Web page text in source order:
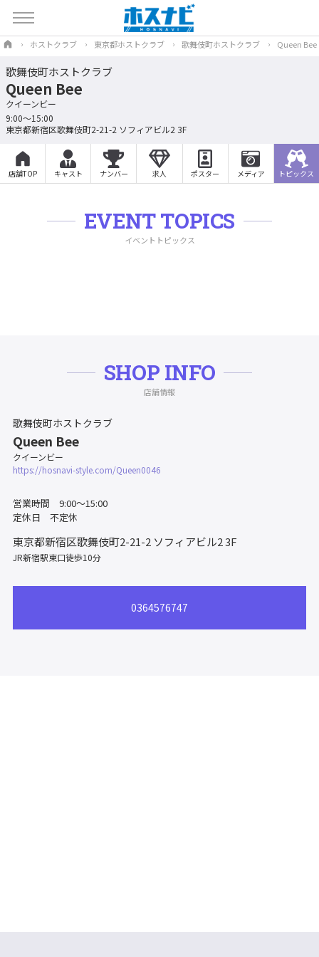
ホストクラブ 東京都ホストクラブ 歌舞伎町ホストクラブ Queen Bee
歌舞伎町ホストクラブ
Queen Bee
クイーンビー
9:00〜15:00
東京都新宿区歌舞伎町2-21-2 ソフィアビル2 3F
店舗TOP キャスト ナンバー 求人 ポスター メディア トピックス
EVENT TOPICS
イベントトピックス
SHOP INFO
店舗情報
歌舞伎町ホストクラブ
Queen Bee
クイーンビー
https://hosnavi-style.com/Queen0046
営業時間 9:00〜15:00
定休日 不定休
東京都新宿区歌舞伎町2-21-2 ソフィアビル2 3F
JR新宿駅東口徒歩10分
0364576747